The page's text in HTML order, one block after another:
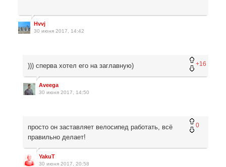
Hvvj
30 июня 2017, 14:42
+16
))) сперва хотел его на заглавную)
Aveega
30 июня 2017, 14:50
0
просто он заставляет велосипед работать, всё
правильно делает!
YakuT
30 июня 2017, 20:58